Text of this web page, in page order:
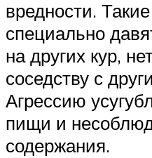
вредности.
специально
на других кур,
соседству с
Агрессию
пищи и
содержания.